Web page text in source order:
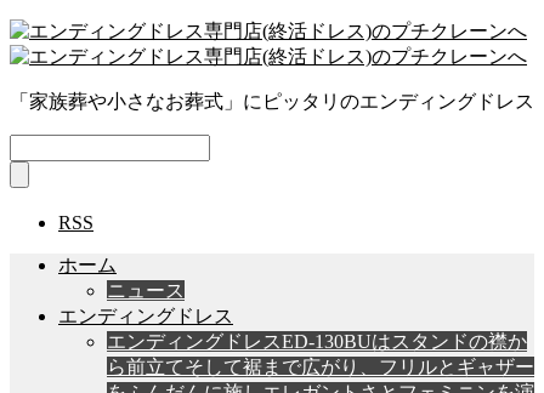
「家族葬や小さなお葬式」にピッタリのエンディングドレス
RSS
ホーム
ニュース
エンディングドレス
エンディングドレスED-130BUはスタンドの襟か
ら前立てそして裾まで広がり、フリルとギャザー